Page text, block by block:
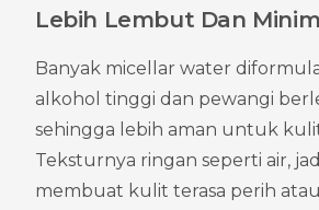
Lebih Lembut Dan
Banyak micellar water
alkohol tinggi dan pewangi
sehingga lebih aman untuk
Teksturnya ringan seperti air,
membuat kulit terasa perih